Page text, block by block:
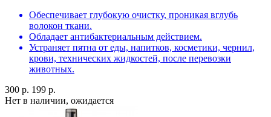
Обеспечивает глубокую очистку, проникая вглубь
волокон ткани.
Обладает антибактериальным действием.
Устраняет пятна от еды, напитков, косметики, чернил,
крови, технических жидкостей, после перевозки
животных.
300 р. 199 р.
Нет в наличии, ожидается